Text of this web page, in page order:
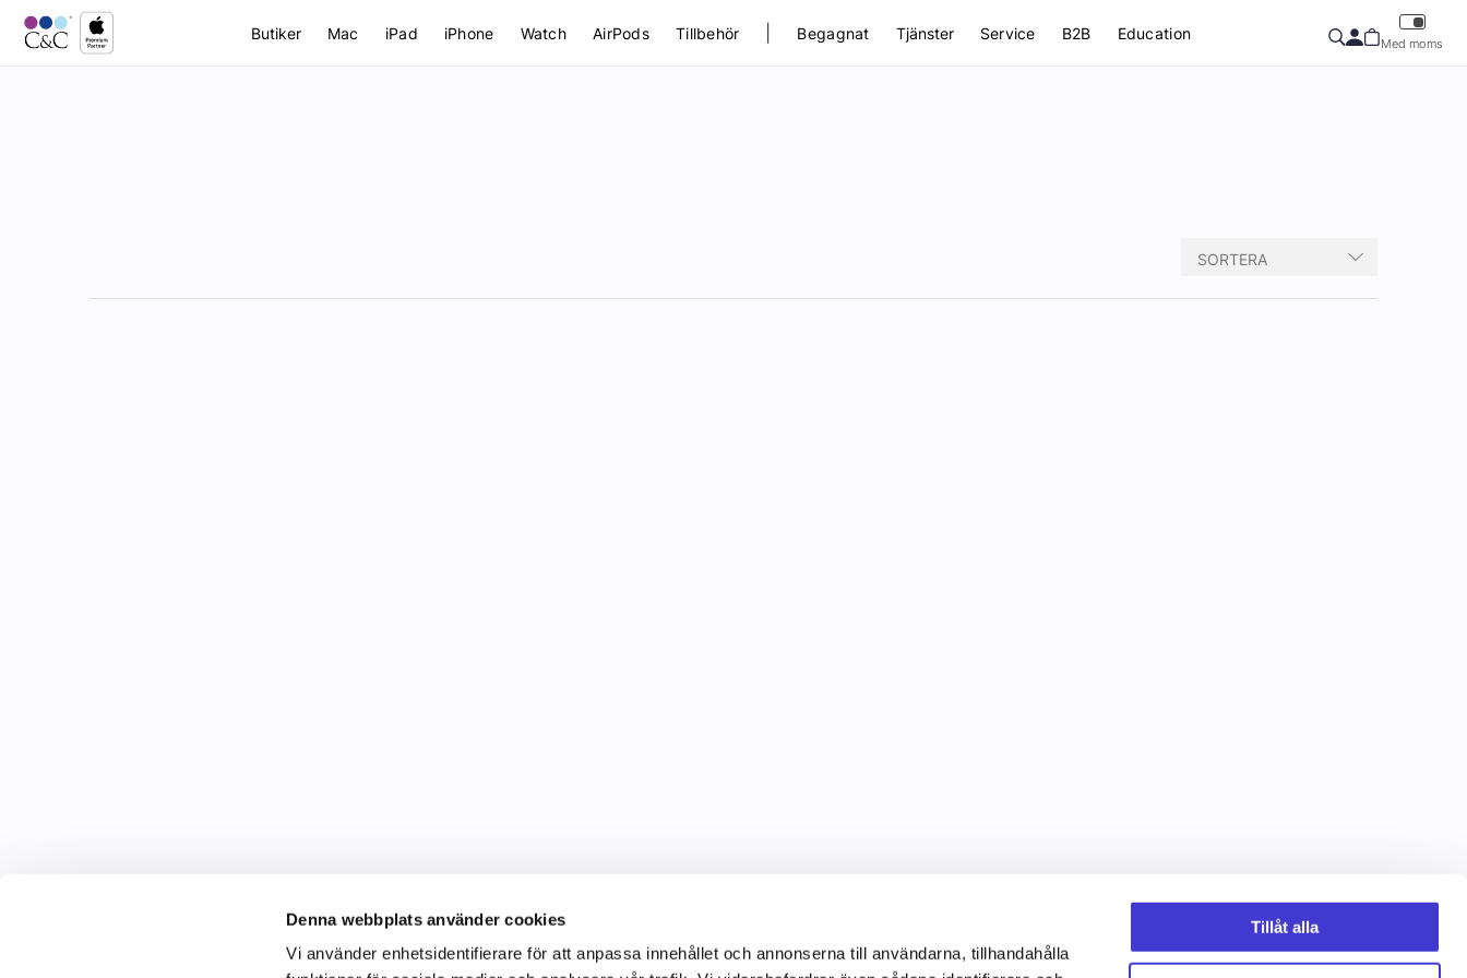
Denna webbplats använder cookies
Vi använder enhetsidentifierare för att anpassa innehållet och annonserna till användarna, tillhandahålla
Tillåt alla
Butiker Mac iPad iPhone Watch AirPods Tillbehör Begagnat Tjänster Service B2B Education
Med moms
SORTERA
C&C Information